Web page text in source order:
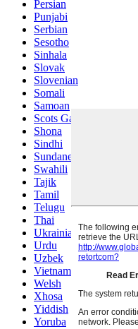
Persian
Punjabi
Serbian
Sesotho
Sinhala
Slovak
Slovenian
Somali
Samoan
Scots Gaelic
Shona
Sindhi
Sundanese
Swahili
Tajik
Tamil
Telugu
Thai
Ukrainian
Urdu
Uzbek
Vietnamese
Welsh
Xhosa
Yiddish
Yoruba